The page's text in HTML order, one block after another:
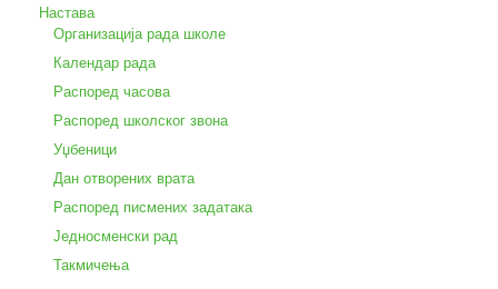
Настава
Организација рада школе
Календар рада
Распоред часова
Распоред школског звона
Уџбеници
Дан отворених врата
Распоред писмених задатака
Једносменски рад
Такмичења